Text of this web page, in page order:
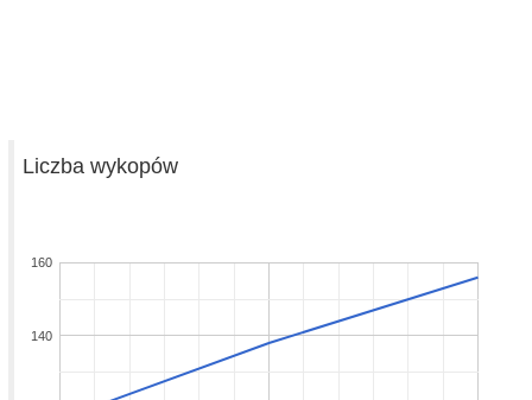
Liczba wykopów
140
160